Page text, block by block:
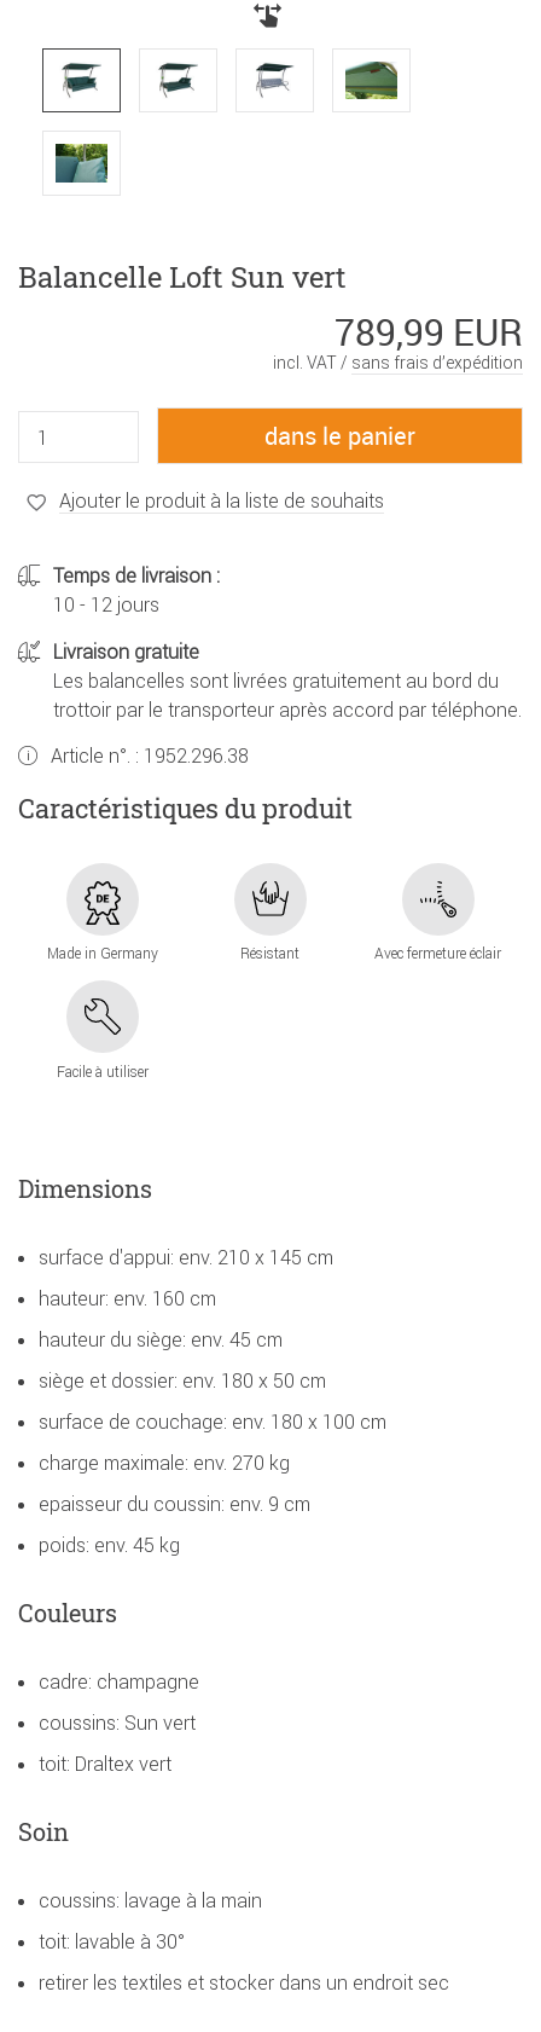
Balancelle Loft Sun vert
789,99 EUR
incl. VAT / sans frais d’expédition
Ajouter le produit à la liste de souhaits
Temps de livraison :
10 - 12 jours
Livraison gratuite
Les balancelles sont livrées gratuitement au bord du
trottoir par le transporteur après accord par téléphone.
Article n°. : 1952.296.38
Caractéristiques du produit
Made in Germany Résistant Avec fermeture éclair
Facile à utiliser
Dimensions
surface d'appui: env. 210 x 145 cm
hauteur: env. 160 cm
hauteur du siège: env. 45 cm
siège et dossier: env. 180 x 50 cm
surface de couchage: env. 180 x 100 cm
charge maximale: env. 270 kg
epaisseur du coussin: env. 9 cm
poids: env. 45 kg
Couleurs
cadre: champagne
coussins: Sun vert
toit: Draltex vert
Soin
coussins: lavage à la main
toit: lavable à 30°
retirer les textiles et stocker dans un endroit sec